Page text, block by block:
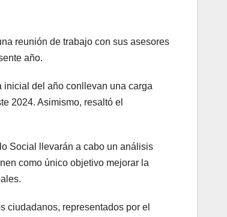
reunión de trabajo con sus asesores
año.
del año conllevan una carga
2024. Asimismo, resaltó el
Social llevarán a cabo un análisis
como único objetivo mejorar la
ciudadanos, representados por el